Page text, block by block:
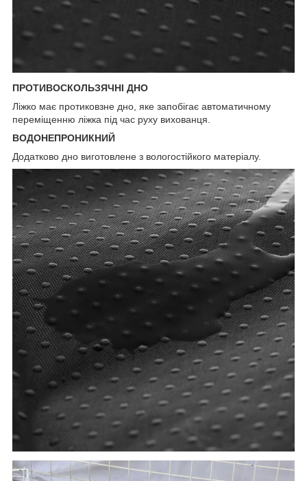
ПРОТИВОСКОЛЬЗЯЧНІ ДНО
Ліжко має протиковзне дно, яке запобігає автоматичному
переміщенню ліжка під час руху вихованця.
ВОДОНЕПРОНИКНИЙ
Додатково дно виготовлене з вологостійкого матеріалу.